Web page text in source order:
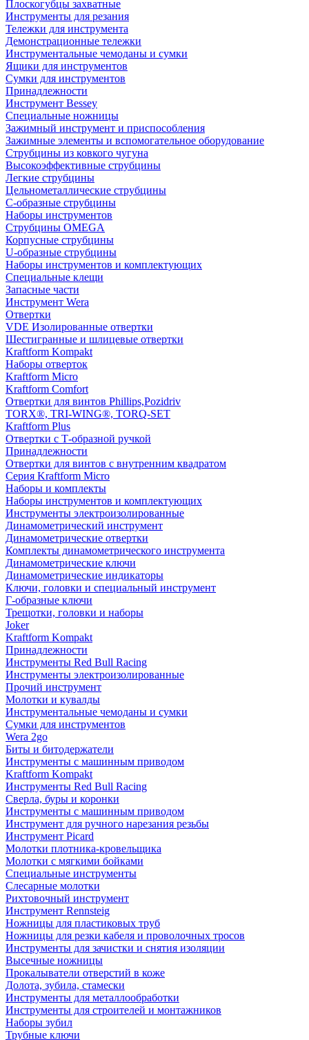
Плоскогубцы захватные
Инструменты для резания
Тележки для инструмента
Демонстрационные тележки
Инструментальные чемоданы и сумки
Ящики для инструментов
Сумки для инструментов
Принадлежности
Инструмент Bessey
Специальные ножницы
Зажимный инструмент и приспособления
Зажимные элементы и вспомогательное оборудование
Струбцины из ковкого чугуна
Высокоэффективные струбцины
Легкие струбцины
Цельнометаллические струбцины
C-образные струбцины
Наборы инструментов
Струбцины OMEGA
Корпусные струбцины
U-образные струбцины
Наборы инструментов и комплектующих
Специальные клещи
Запасные части
Инструмент Wera
Отвертки
VDE Изолированные отвертки
Шестигранные и шлицевые отвертки
Kraftform Kompakt
Наборы отверток
Kraftform Micro
Kraftform Comfort
Отвертки для винтов Phillips,Pozidriv
TORX®, TRI-WING®, TORQ-SET
Kraftform Plus
Отвертки с Т-образной ручкой
Принадлежности
Отвертки для винтов с внутренним квадратом
Серия Kraftform Micro
Наборы и комплекты
Наборы инструментов и комплектующих
Инструменты электроизолированные
Динамометрический инструмент
Динамометрические отвертки
Комплекты динамометрического инструмента
Динамометрические ключи
Динамометрические индикаторы
Ключи, головки и специальный инструмент
Г-образные ключи
Трещотки, головки и наборы
Joker
Kraftform Kompakt
Принадлежности
Инструменты Red Bull Racing
Инструменты электроизолированные
Прочий инструмент
Молотки и кувалды
Инструментальные чемоданы и сумки
Сумки для инструментов
Wera 2go
Биты и битодержатели
Инструменты с машинным приводом
Kraftform Kompakt
Инструменты Red Bull Racing
Сверла, буры и коронки
Инструменты с машинным приводом
Инструмент для ручного нарезания резьбы
Инструмент Picard
Молотки плотника-кровельщика
Молотки с мягкими бойками
Специальные инструменты
Слесарные молотки
Рихтовочный инструмент
Инструмент Rennsteig
Ножницы для пластиковых труб
Ножницы для резки кабеля и проволочных тросов
Инструменты для зачистки и снятия изоляции
Высечные ножницы
Прокалыватели отверстий в коже
Долота, зубила, стамески
Инструменты для металлообработки
Инструменты для строителей и монтажников
Наборы зубил
Трубные ключи